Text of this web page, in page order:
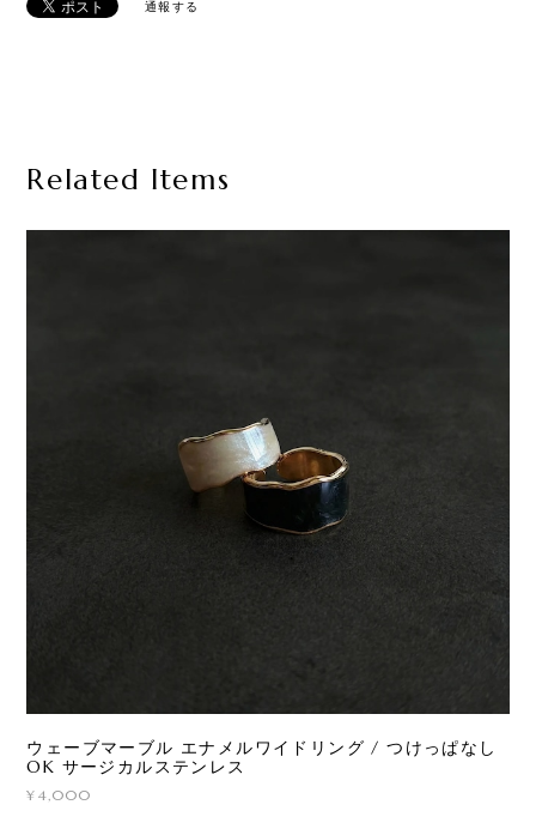
通報する
Related Items
ウェーブマーブル エナメルワイドリング / つけっぱなし
OK サージカルステンレス
¥4,000